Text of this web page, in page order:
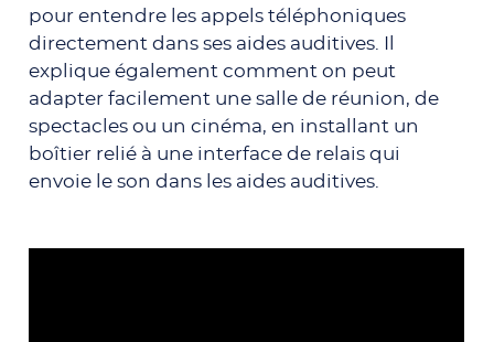
pour entendre les appels téléphoniques
directement dans ses aides auditives. Il
explique également comment on peut
adapter facilement une salle de réunion, de
spectacles ou un cinéma, en installant un
boîtier relié à une interface de relais qui
envoie le son dans les aides auditives.